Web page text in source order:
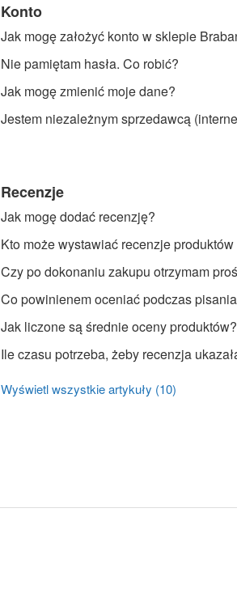
Konto
Jak mogę założyć konto w sklepie
Nie pamiętam hasła. Co robić?
Jak mogę zmienić moje dane?
Jestem niezależnym sprzedawcą
Recenzje
Jak mogę dodać recenzję?
Kto może wystawiać recenzje
Czy po dokonaniu zakupu otrzymam
Co powinienem oceniać podczas
Jak liczone są średnie oceny produktów?
Ile czasu potrzeba, żeby recenzja
Wyświetl wszystkie artykuły (10)